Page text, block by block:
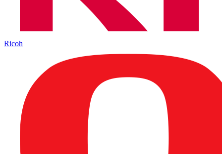
Ricoh